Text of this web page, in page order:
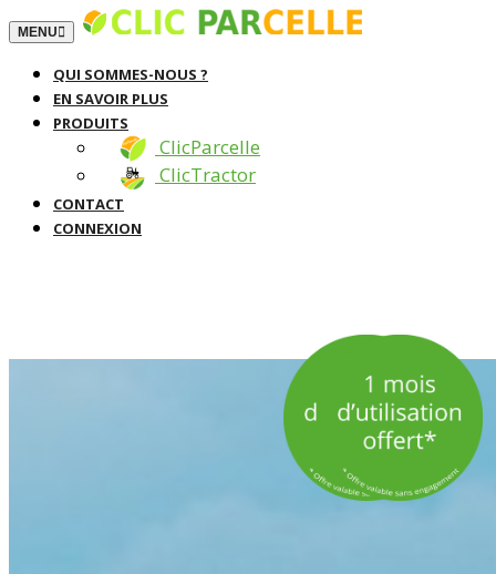
TOGGLE NAVIGATION
MENU
QUI SOMMES-NOUS ?
EN SAVOIR PLUS
PRODUITS
ClicParcelle
ClicTractor
CONTACT
CONNEXION